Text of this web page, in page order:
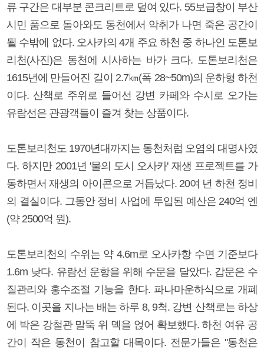
류 구간은 대부분 콘크리트로 덮여 있다. 55보급창이 부산
시민 품으로 돌아와도 동천에서 악취가 나면 죽은 공간이
될 수밖에 없다. 오사카의 4개 주요 하천 중 하나인 도톤보
리천(사진)은 동천에 시사하는 바가 크다. 도톤보리천은
1615년에 만들어진 길이 2.7㎞(폭 28~50m)의 운하형 하천
이다. 산책로 주위로 들어선 강변 카페와 수시로 오가는
유람선은 관광객들이 즐겨 찾는 상품이다.
도톤보리천도 1970년대까지는 동천처럼 오염의 대명사였
다. 하지만 2001년 '물의 도시 오사카' 재생 프로젝트를 가
동하면서 재생의 아이콘으로 거듭났다. 20여 년 하천 정비
의 결실이다. 그동안 정비 사업에 투입된 예산은 240억 엔
(약 2500억 원).
도톤보리천의 수위는 약 4.6m로 오사카항 수면 기준보다
1.6m 낮다. 유람선 운항을 위해 수문을 달았다. 갑문은 수
질관리와 홍수조절 기능을 한다. 파나마운하식으로 개폐
된다. 이곳을 지나는 배는 하루 8, 9척. 강변 산책로는 하상
에 박은 강철관 말뚝 위 덱을 얹어 확보했다. 하천 여유 공
간이 작은 동천이 참고할 대목이다. 전문가들은 "동천은